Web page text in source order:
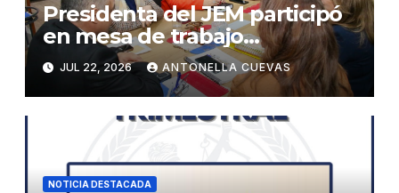
Presidenta del JEM participó
en mesa de trabajo
interinstitucional para
fortalecer la protección de los
derechos de niñas, niños y
adolescentes
JUL 22, 2026 ANTONELLA CUEVAS
NOTICIA DESTACADA